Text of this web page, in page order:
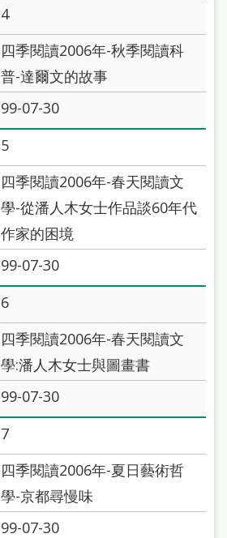
4
四季閱讀2006年-秋季閱讀科
普-達爾文的故事
99-07-30
5
四季閱讀2006年-春天閱讀文
學-從潘人木女士作品談60年代
作家的困境
99-07-30
6
四季閱讀2006年-春天閱讀文
學:潘人木女士與圖畫書
99-07-30
7
四季閱讀2006年-夏日藝術哲
學-京都尋慢味
99-07-30